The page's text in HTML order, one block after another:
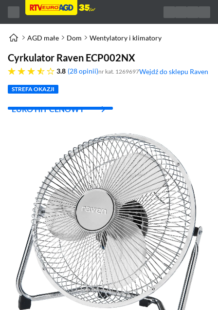
AGD małe Dom Wentylatory i klimatory
Cyrkulator Raven ECP002NX
3.8
3.8 gwiazdek 28 opinii nr kat. 1269697Wejdź do sklepu Raven
(otworzy się w nowym
STREFA OKAZJI
EURO HIT CENOWY